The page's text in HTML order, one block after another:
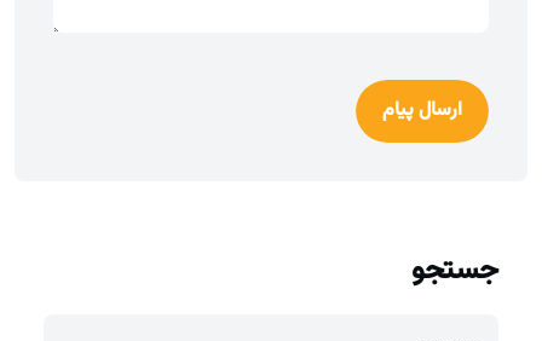
ارسال پیام
جستجو